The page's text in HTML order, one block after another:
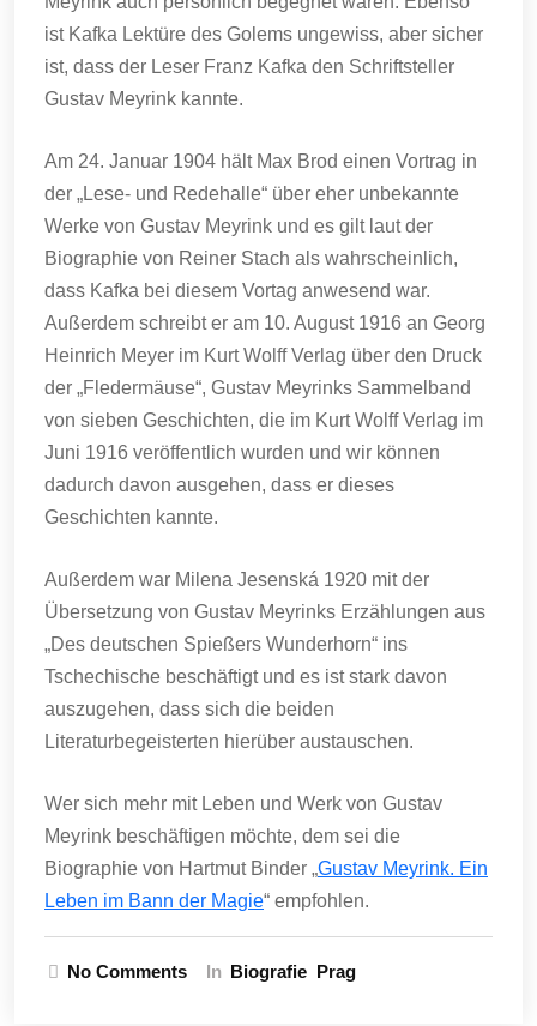
ist Kafka Lektüre des Golems ungewiss, aber sicher
ist, dass der Leser Franz Kafka den Schriftsteller
Gustav Meyrink kannte.
Am 24. Januar 1904 hält Max Brod einen Vortrag in
der „Lese- und Redehalle“ über eher unbekannte
Werke von Gustav Meyrink und es gilt laut der
Biographie von Reiner Stach als wahrscheinlich,
dass Kafka bei diesem Vortag anwesend war.
Außerdem schreibt er am 10. August 1916 an Georg
Heinrich Meyer im Kurt Wolff Verlag über den Druck
der „Fledermäuse“, Gustav Meyrinks Sammelband
von sieben Geschichten, die im Kurt Wolff Verlag im
Juni 1916 veröffentlich wurden und wir können
dadurch davon ausgehen, dass er dieses
Geschichten kannte.
Außerdem war Milena Jesenská 1920 mit der
Übersetzung von Gustav Meyrinks Erzählungen aus
„Des deutschen Spießers Wunderhorn“ ins
Tschechische beschäftigt und es ist stark davon
auszugehen, dass sich die beiden
Literaturbegeisterten hierüber austauschen.
Wer sich mehr mit Leben und Werk von Gustav
Meyrink beschäftigen möchte, dem sei die
Biographie von Hartmut Binder „Gustav Meyrink. Ein
Leben im Bann der Magie“ empfohlen.
No Comments In Biografie Prag